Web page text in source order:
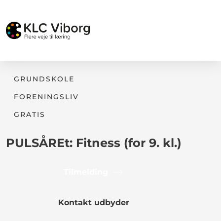
GRUNDSKOLE
FORENINGSLIV
GRATIS
PULSÅREt: Fitness (for 9. kl.)
Kontakt udbyder